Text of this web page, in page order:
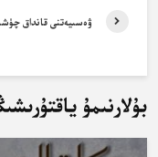
ۋەسىيەتنى قانداق
بۇلارنىمۇ